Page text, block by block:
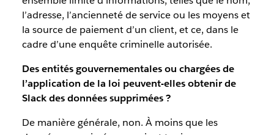
l’adresse, l’ancienneté de service ou les moyens et
la source de paiement d’un client, et ce, dans le
cadre d’une enquête criminelle autorisée.
Des entités gouvernementales ou chargées de
l’application de la loi peuvent-elles obtenir de
Slack des données supprimées ?
De manière générale, non. À moins que les